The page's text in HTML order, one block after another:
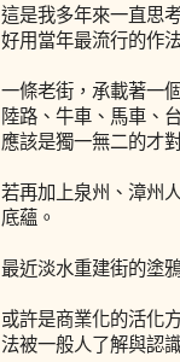
這是我多年來一直思
好用當年最流行的作
一條老街，承載著一
陸路、牛車、馬車、
應該是獨一無二的才
若再加上泉州、漳州
底蘊。
最近淡水重建街的塗
或許是商業化的活化
法被一般人了解與認